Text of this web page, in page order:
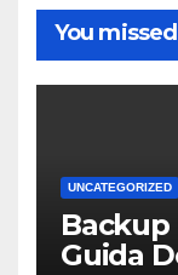
You missed
UNCATEGORIZED
Guida